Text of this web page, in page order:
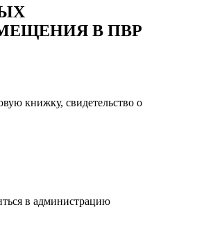
В ПВР
книжку, свидетельство о
в администрацию